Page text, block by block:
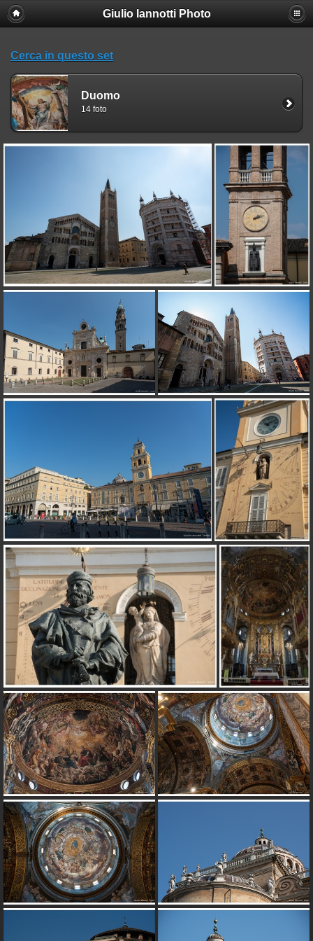
Giulio Iannotti Photo
Cerca in questo set
Duomo
14 foto